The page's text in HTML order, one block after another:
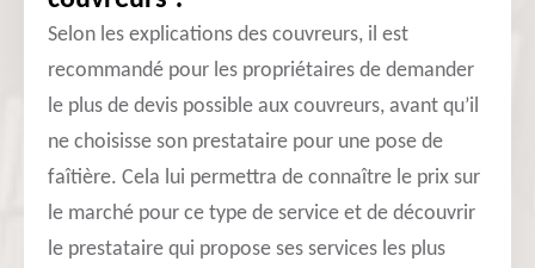
Selon les explications des couvreurs, il est
recommandé pour les propriétaires de demander
le plus de devis possible aux couvreurs, avant qu’il
ne choisisse son prestataire pour une pose de
faîtière. Cela lui permettra de connaître le prix sur
le marché pour ce type de service et de découvrir
le prestataire qui propose ses services les plus